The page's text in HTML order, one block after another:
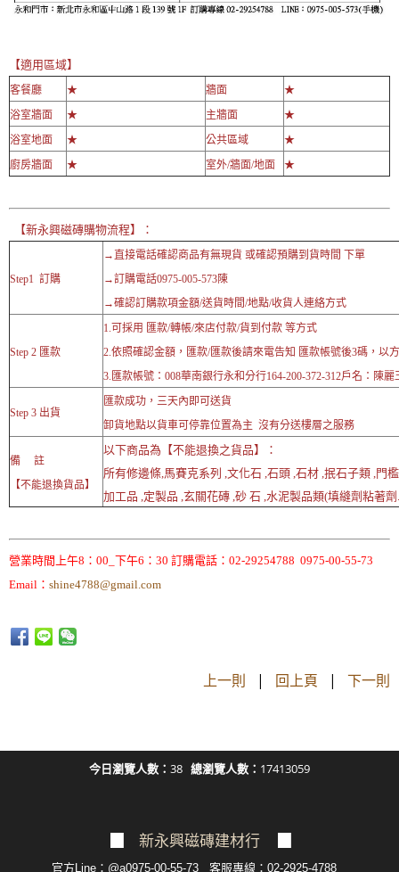
【適用區域】
客餐廳 ★ 牆面
★
浴室牆面
★ 主牆面
★
浴室地面
★ 公共區域
★
廚房牆面
★ 室外/牆面/地面 ★
【新永興磁磚購物流程】：
Step1 訂購
→直接電話確認商品有無現貨 或確認預購到貨時間 下單
→訂購電話0975-005-573陳
→確認訂購款項金額/送貨時間/地點/收貨人連絡方式
Step 2 匯款
1.可採用 匯款/轉帳/來店付款/貨到付款 等方式
2.依照確認金額，匯款/匯款後請來電告知 匯款帳號後3碼，以
3.匯款帳號：008華南銀行永和分行164-200-372-312戶名：陳麗
Step 3 出貨
匯款成功，三天內即可送貨
卸貨地點以貨車可停靠位置為主 沒有分送樓層之服務
備 註
【不能退換貨品】
以下商品為【不能退換之貨品】：
所有修邊條,馬賽克系列 ,文化石 ,石頭 ,石材 ,抿石子類 ,門
加工品 ,定製品 ,玄關花磚 ,砂 石 ,水泥製品類(填縫劑粘著劑
營業時間上午8：00_下午6：30 訂購電話：02-29254788 0975-00-55-73
Email： shine4788@gmail.com
上一則 | 回上頁 | 下一則
今日瀏覽人數： 38 總瀏覽人數： 17413059
新永興磁磚建材行
官方Line：@a0975-00-55-73 客服專線：02-2925-4788